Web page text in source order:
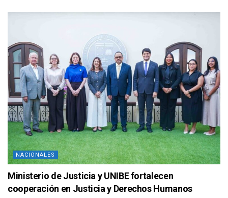
NACIONALES
Ministerio de Justicia y UNIBE fortalecen
cooperación en Justicia y Derechos Humanos